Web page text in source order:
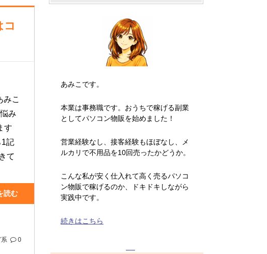
みこ
み
す
記
て
を読む
系 0
あみこです。
本業は事務職です。おうちで稼げる副業
としてパソコン物販を始めました！
営業経験なし、接客経験もほぼなし、メ
ルカリで不用品を10回売ったかどうか。
こんな私が安く仕入れて高く売るパソコ
ン物販で稼げるのか、ドキドキしながら
実践中です。
続きはこちら